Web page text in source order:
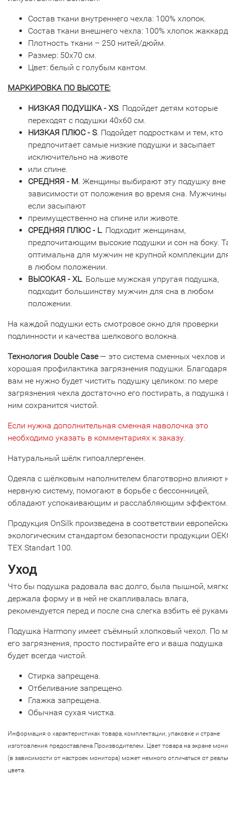
Состав ткани внутреннего чехла: 100% хлопок.
Состав ткани внешнего чехла: 100% хлопок
Плотность ткани – 250 нитей/дюйм.
Размер: 50х70 см.
Цвет: белый с голубым кантом.
МАРКИРОВКА ПО ВЫСОТЕ:
НИЗКАЯ ПОДУШКА - XS. Подойдет детям которые
переходят с подушки 40х60 см.
НИЗКАЯ ПЛЮС - S. Подойдет подросткам и тем, кто
предпочитает самые низкие подушки и засыпает
исключительно на животе
или спине.
СРЕДНЯЯ - M. Женщины выбирают эту подушку вне
зависимости от положения во время сна.
если засыпают
преимущественно на спине или животе.
СРЕДНЯЯ ПЛЮС - L. Подходит женщинам,
предпочитающим высокие подушки и сон на боку.
оптимальна для мужчин не крупной комплекции
в любом положении.
ВЫСОКАЯ - XL. Больше мужская упругая подушка,
подходит большинству мужчин для сна в любом
положении.
На каждой подушки есть смотровое окно для проверки
подлинности и качества шелкового волокна.
Технология Double Case— это система сменных чехлов и
хорошая профилактика загрязнения подушки. Благодаря
вам не нужно будет чистить подушку целиком: по мере
загрязнения чехла достаточно его постирать, а подушка
ним сохранится чистой.
Если нужна дополнительная сменная наволочка это
необходимо указать в комментариях к заказу.
Натуральный шёлк гипоаллергенен.
Одеяла с шёлковым наполнителем благотворно влияют
нервную систему, помогают в борьбе с бессонницей,
обладают успокаивающим и расслабляющим эффектом.
Продукция OnSilk произведена в соответствии
экологическим стандартом безопасности продукции
ТЕХ Standart 100.
Уход
Что бы подушка радовала вас долго, была пышной,
держала форму и в ней не скапливалась влага,
рекомендуется перед и после сна слегка взбить её
Подушка Harmony имеет съёмный хлопковый чехол. По
его загрязнения, просто постирайте его и ваша подушка
будет всегда чистой.
Стирка запрещена.
Отбеливание запрещено.
Глажка запрещена.
Обычная сухая чистка.
Информация о характеристиках товара, комплектации, упаковке и стране
изготовления предоставлена Производителем. Цвет товара на экране
(в зависимости от настроек монитора) может немного отличаться от
цвета.